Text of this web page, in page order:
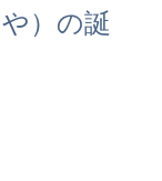
）の誕